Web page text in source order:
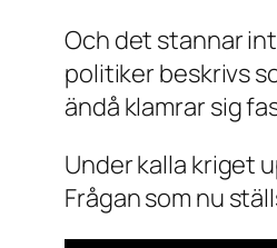
Och det stannar
politiker beskrivs
ändå klamrar sig
Under kalla kriget
Frågan som nu